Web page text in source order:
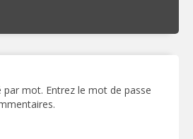
mot. Entrez le mot de passe